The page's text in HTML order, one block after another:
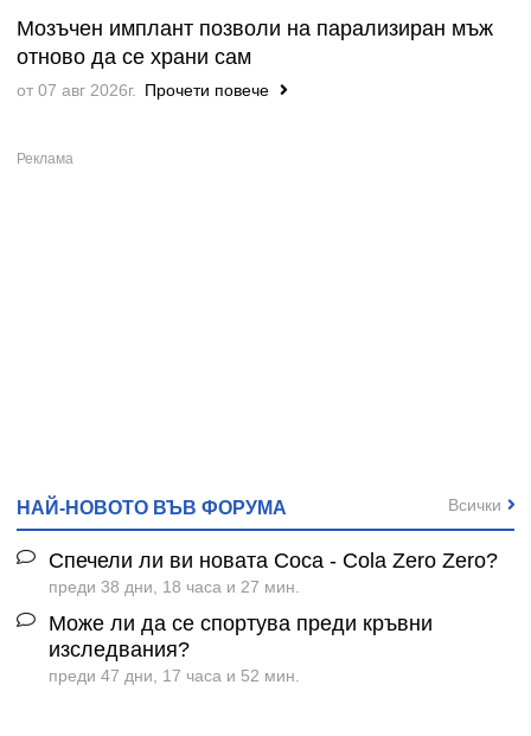
Мозъчен имплант позволи на парализиран мъж
отново да се храни сам
от 07 авг 2026г. Прочети повече
НАЙ-НОВОТО ВЪВ ФОРУМА
Спечели ли ви новата Coca - Cola Zero Zero?
преди 38 дни, 18 часа и 27 мин.
Може ли да се спортува преди кръвни
изследвания?
преди 47 дни, 17 часа и 52 мин.
Всички